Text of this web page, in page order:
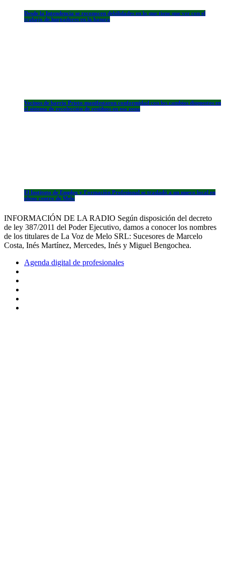
Desde la Intendencia se reconocen debilidades en lo que tiene que ver con el
trabajo de hurgadores en la basura
Vecinos de barrio Prieto manifestaron conformidad con los cambios dispuestos en
el sistema de recolección de residuos en esa zona
El Instituto de Empleo y Formación Profesional se trasladó a un nuevo local en
pleno centro de Melo
INFORMACIÓN DE LA RADIO Según disposición del decreto
de ley 387/2011 del Poder Ejecutivo, damos a conocer los nombres
de los titulares de La Voz de Melo SRL: Sucesores de Marcelo
Costa, Inés Martínez, Mercedes, Inés y Miguel Bengochea.
Agenda digital de profesionales